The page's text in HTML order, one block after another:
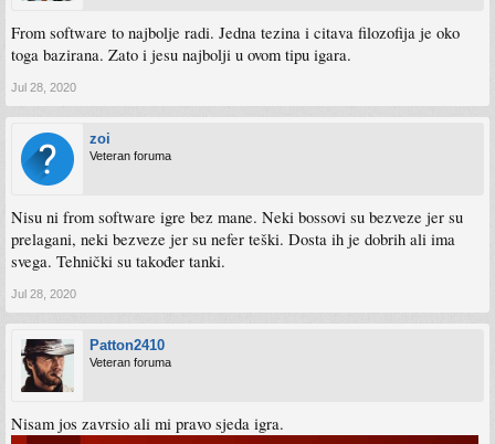
From software to najbolje radi. Jedna tezina i citava filozofija je oko
toga bazirana. Zato i jesu najbolji u ovom tipu igara.
Jul 28, 2020
zoi
Veteran foruma
Nisu ni from software igre bez mane. Neki bossovi su bezveze jer su
prelagani, neki bezveze jer su nefer teški. Dosta ih je dobrih ali ima
svega. Tehnički su također tanki.
Jul 28, 2020
Patton2410
Veteran foruma
Nisam jos zavrsio ali mi pravo sjeda igra.